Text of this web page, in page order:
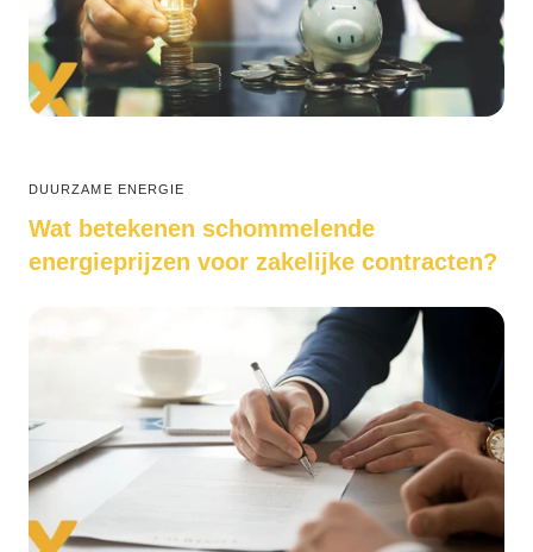
DUURZAME ENERGIE
Wat betekenen schommelende
energieprijzen voor zakelijke contracten?